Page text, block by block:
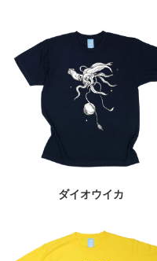
ダイオウイカ